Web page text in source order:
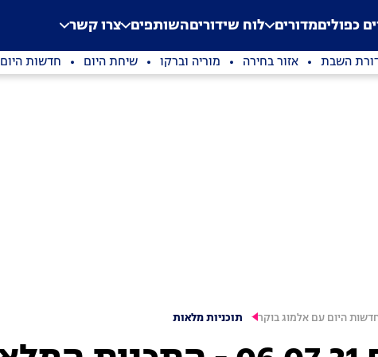
Application error: a
. כפוליםמדורים לוח שידוריםהשותפים צרו קשר
השבת אזור בחירה מוריה וברקו שיחת היום חדשות היום
היום עם אלמוג בוקר תוכניות מלאות